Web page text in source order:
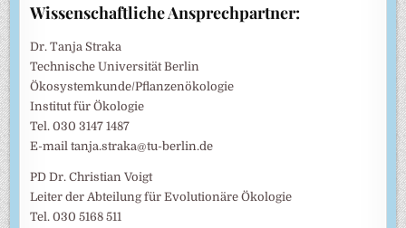
Wissenschaftliche Ansprechpartner:
Dr. Tanja Straka
Technische Universität Berlin
Ökosystemkunde/Pflanzenökologie
Institut für Ökologie
Tel. 030 3147 1487
E-mail tanja.straka@tu-berlin.de
PD Dr. Christian Voigt
Leiter der Abteilung für Evolutionäre Ökologie
Tel. 030 5168 511